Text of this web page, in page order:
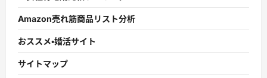
Amazon売れ筋商品リスト分析
おススメ・婚活サイト
サイトマップ